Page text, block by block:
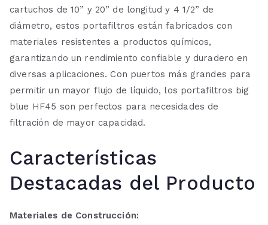
cartuchos de 10” y 20” de longitud y 4 1/2” de
diámetro, estos portafiltros están fabricados con
materiales resistentes a productos químicos,
garantizando un rendimiento confiable y duradero en
diversas aplicaciones. Con puertos más grandes para
permitir un mayor flujo de líquido, los portafiltros big
blue HF45 son perfectos para necesidades de
filtración de mayor capacidad.
Características
Destacadas del Producto
Materiales de Construcción: